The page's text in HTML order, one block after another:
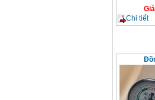
Giá
Chi tiết